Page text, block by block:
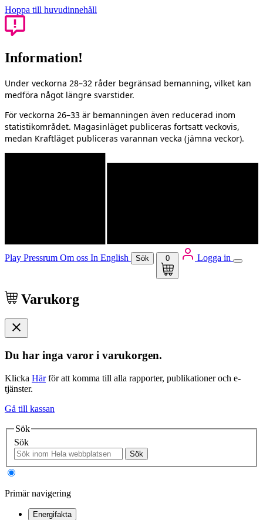
Hoppa till huvudinnehåll
Information!
Under veckorna 28–32 råder begränsad bemanning, vilket kan
medföra något längre svarstider.
För veckorna 26–33 är bemanningen även reducerad inom
statistikområdet. Magasinläget publiceras fortsatt veckovis,
medan Kraftläget publiceras varannan vecka (jämna veckor).
Play Pressrum Om oss In English Sök 0 Logga in
Varukorg
Du har inga varor i varukorgen.
Klicka Härför att komma till alla rapporter, publikationer och e-
tjänster.
Gå till kassan
Sök
Sök
Sök
Primär navigering
Energifakta